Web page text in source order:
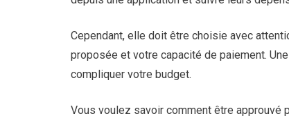
Cependant, elle doit être choisie avec
proposée et votre capacité de paiement.
compliquer votre budget.
Vous voulez savoir comment être approuvé